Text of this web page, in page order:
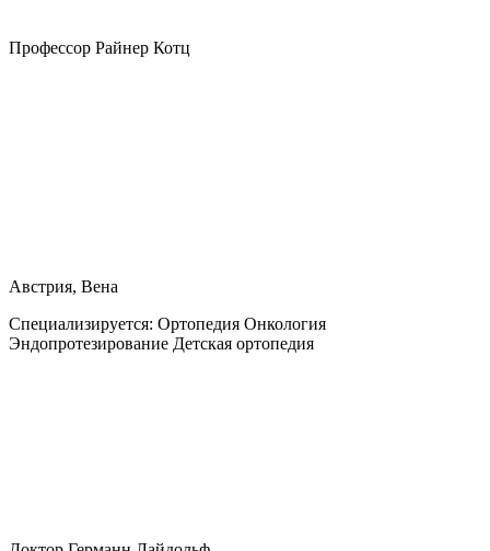
Профессор Райнер Котц
Австрия, Вена
Специализируется: Ортопедия Онкология
Эндопротезирование Детская ортопедия